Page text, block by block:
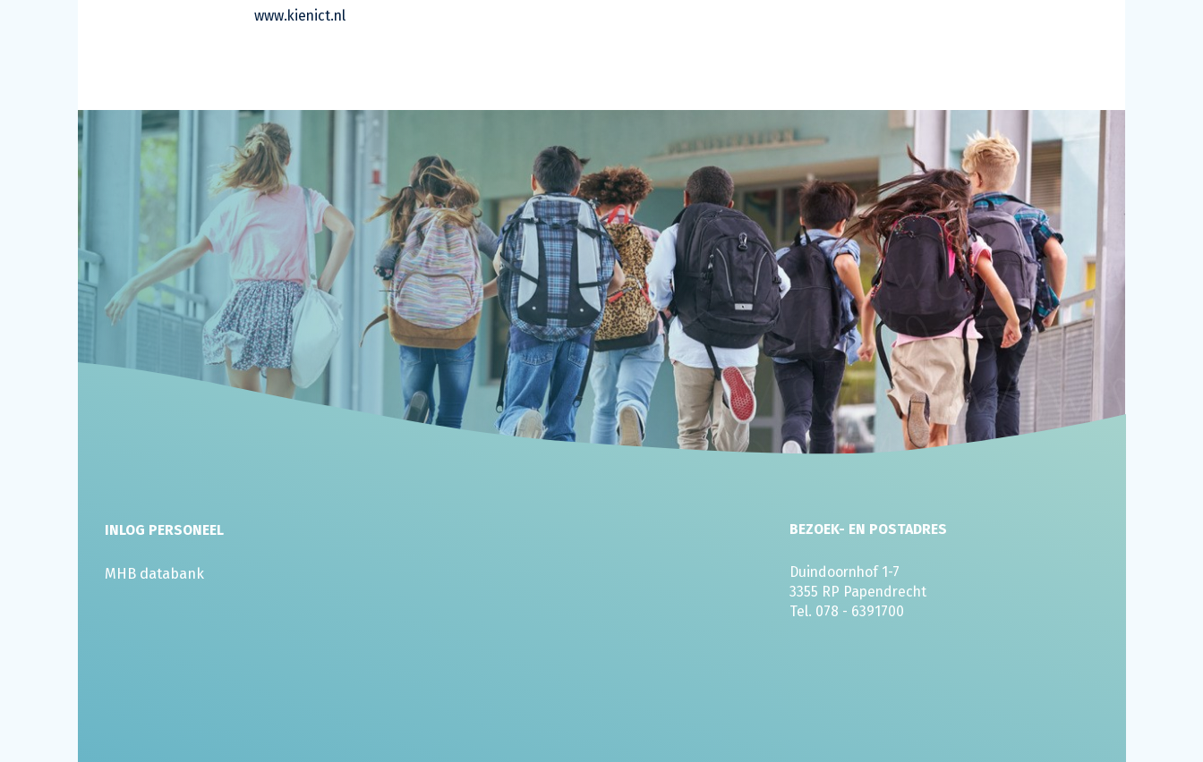
www.kienict.nl
INLOG PERSONEEL
MHB databank
BEZOEK- EN POSTADRES
Duindoornhof 1-7
3355 RP Papendrecht
Tel. 078 - 6391700